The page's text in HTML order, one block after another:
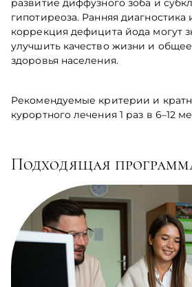
развитие диффузного зоба и
гипотиреоза. Ранняя диагностика
коррекция дефицита йода могут
улучшить качество жизни и
здоровья населения.
Рекомендуемые критерии и
курортного лечения 1 раз в 6–12
Подходящая